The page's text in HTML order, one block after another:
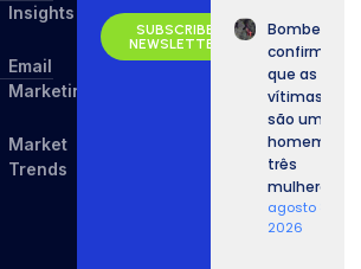
Insights
Email
Marketing
Market
Trends
SUBSCRIBE
NEWSLETTER
Bombeiros
confirmam
que as
vítimas
são um
homem e
três
mulheres.
agosto 8,
2026